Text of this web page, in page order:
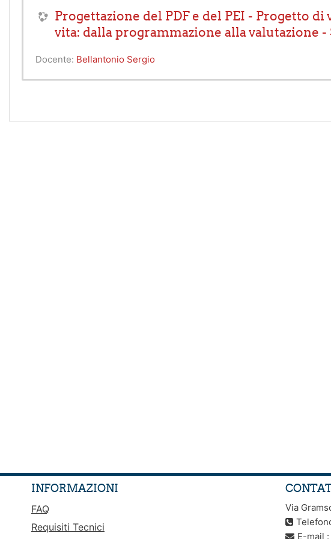
Progettazione del PDF e del PEI - Progetto
vita: dalla programmazione alla valutazione
Docente: Bellantonio Sergio
INFORMAZIONI
FAQ
Requisiti Tecnici
Via
E-mail :